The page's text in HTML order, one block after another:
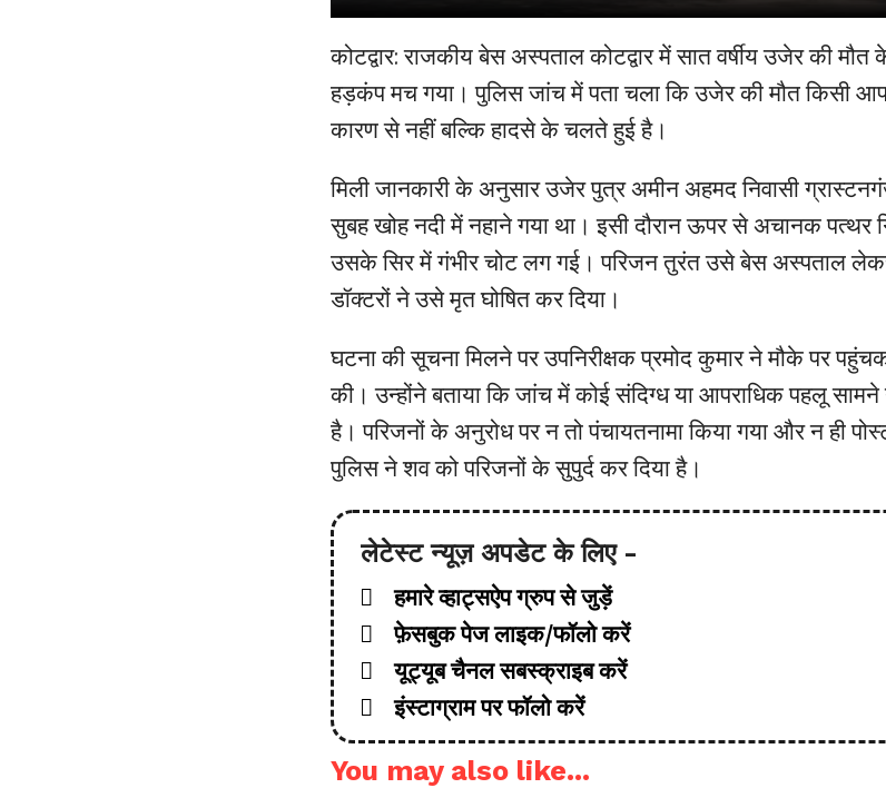
कोटद्वार: राजकीय बेस अस्पताल कोटद्वार में सात वर्षीय उजेर की मौत
हड़कंप मच गया। पुलिस जांच में पता चला कि उजेर की मौत किसी
कारण से नहीं बल्कि हादसे के चलते हुई है।
मिली जानकारी के अनुसार उजेर पुत्र अमीन अहमद निवासी
सुबह खोह नदी में नहाने गया था। इसी दौरान ऊपर से अचानक पत्थर
उसके सिर में गंभीर चोट लग गई। परिजन तुरंत उसे बेस अस्पताल
डॉक्टरों ने उसे मृत घोषित कर दिया।
घटना की सूचना मिलने पर उपनिरीक्षक प्रमोद कुमार ने मौके पर
की। उन्होंने बताया कि जांच में कोई संदिग्ध या आपराधिक पहलू
है। परिजनों के अनुरोध पर न तो पंचायतनामा किया गया और न ही
पुलिस ने शव को परिजनों के सुपुर्द कर दिया है।
लेटेस्ट न्यूज़ अपडेट के लिए -
हमारे व्हाट्सऐप ग्रुप से जुड़ें
फ़ेसबुक पेज लाइक/फॉलो करें
यूट्यूब चैनल सबस्क्राइब करें
इंस्टाग्राम पर फॉलो करें
You may also like...